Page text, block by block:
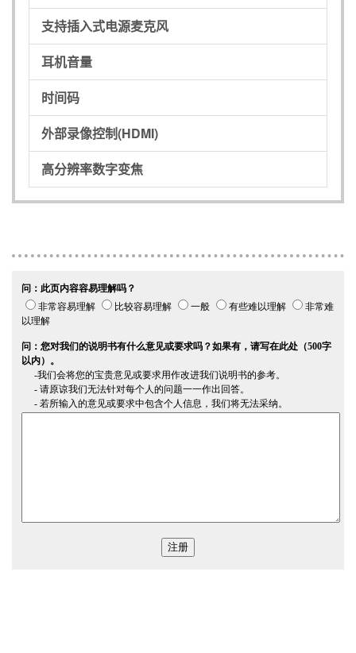
支持插入式电源麦克风
耳机音量
时间码
外部录像控制(HDMI)
高分辨率数字变焦